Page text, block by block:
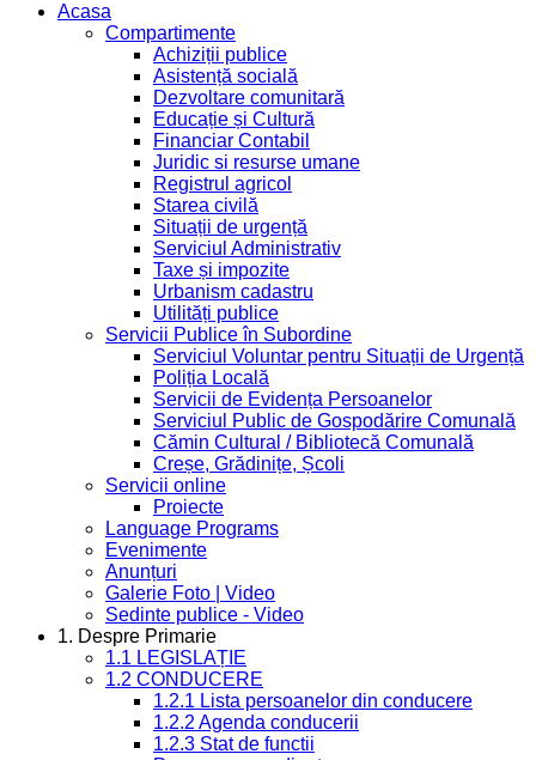
Acasa
Compartimente
Achiziții publice
Asistență socială
Dezvoltare comunitară
Educație și Cultură
Financiar Contabil
Juridic si resurse umane
Registrul agricol
Starea civilă
Situații de urgență
Serviciul Administrativ
Taxe și impozite
Urbanism cadastru
Utilități publice
Servicii Publice în Subordine
Serviciul Voluntar pentru Situații de Urgență
Poliția Locală
Servicii de Evidența Persoanelor
Serviciul Public de Gospodărire Comunală
Cămin Cultural / Bibliotecă Comunală
Creșe, Grădinițe, Școli
Servicii online
Proiecte
Language Programs
Evenimente
Anunțuri
Galerie Foto | Video
Sedinte publice - Video
1. Despre Primarie
1.1 LEGISLAȚIE
1.2 CONDUCERE
1.2.1 Lista persoanelor din conducere
1.2.2 Agenda conducerii
1.2.3 Stat de functii